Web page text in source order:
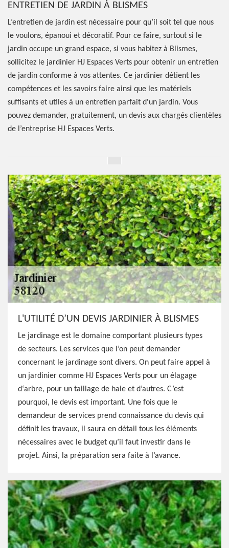
ENTRETIEN DE JARDIN À BLISMES
L’entretien de jardin est nécessaire pour qu’il soit tel que nous
le voulons, épanoui et décoratif. Pour ce faire, surtout si le
jardin occupe un grand espace, si vous habitez à Blismes,
sollicitez le jardinier HJ Espaces Verts pour obtenir un entretien
de jardin conforme à vos attentes. Ce jardinier détient les
compétences et les savoirs faire ainsi que les matériels
suffisants et utiles à un entretien parfait d'un jardin. Vous
pouvez demander, gratuitement, un devis aux chargés clientèles
de l’entreprise HJ Espaces Verts.
L'UTILITÉ D’UN DEVIS JARDINIER À BLISMES
Le jardinage est le domaine comportant plusieurs types
de secteurs. Les services que l’on peut demander
concernant le jardinage sont divers. On peut faire appel à
un jardinier comme HJ Espaces Verts pour un élagage
d‘arbre, pour un taillage de haie et d’autres. C’est
pourquoi, le devis est important. Une fois que le
demandeur de services prend connaissance du devis qui
définit les travaux, il saura en détail tous les éléments
nécessaires avec le budget qu’il faut investir dans le
projet. Ainsi, la préparation sera faite à l’avance.